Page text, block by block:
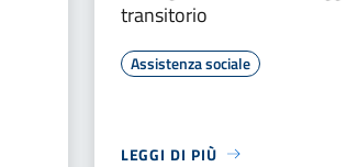
transitorio
Assistenza sociale
LEGGI DI PIÙ